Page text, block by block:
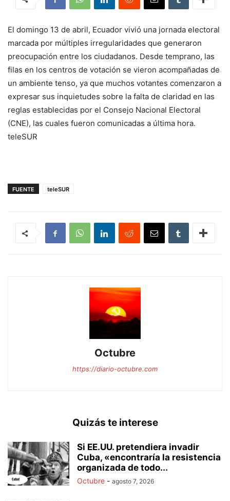
El domingo 13 de abril, Ecuador vivió una jornada electoral
marcada por múltiples irregularidades que generaron
preocupación entre los ciudadanos. Desde temprano, las
filas en los centros de votación se vieron acompañadas de
un ambiente tenso, ya que muchos votantes comenzaron a
expresar sus inquietudes sobre la falta de claridad en las
reglas establecidas por el Consejo Nacional Electoral
(CNE), las cuales fueron comunicadas a última hora.
teleSUR
FUENTE teleSUR
Octubre
https://diario-octubre.com
Quizás te interese
Si EE.UU. pretendiera invadir
Cuba, «encontraría la resistencia
organizada de todo...
Octubre - agosto 7, 2026